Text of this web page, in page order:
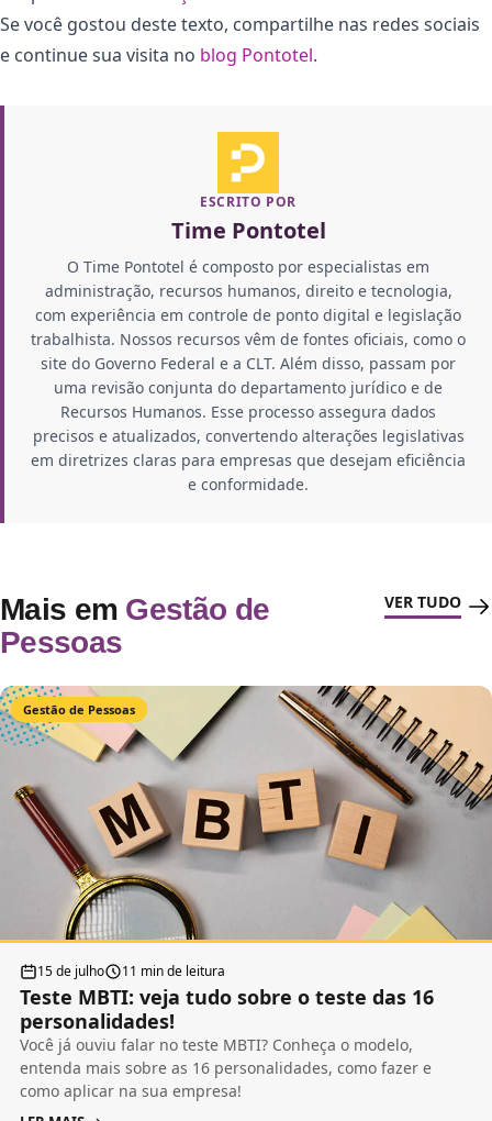
Se você gostou deste texto, compartilhe nas redes sociais
e continue sua visita no blog Pontotel.
ESCRITO POR
Time Pontotel
O Time Pontotel é composto por especialistas em
administração, recursos humanos, direito e tecnologia,
com experiência em controle de ponto digital e legislação
trabalhista. Nossos recursos vêm de fontes oficiais, como o
site do Governo Federal e a CLT. Além disso, passam por
uma revisão conjunta do departamento jurídico e de
Recursos Humanos. Esse processo assegura dados
precisos e atualizados, convertendo alterações legislativas
em diretrizes claras para empresas que desejam eficiência
e conformidade.
Mais em Gestão de
Pessoas
VER TUDO
Gestão de Pessoas
15 de julho 11 min de leitura
Teste MBTI: veja tudo sobre o teste das 16
personalidades!
Você já ouviu falar no teste MBTI? Conheça o modelo,
entenda mais sobre as 16 personalidades, como fazer e
como aplicar na sua empresa!